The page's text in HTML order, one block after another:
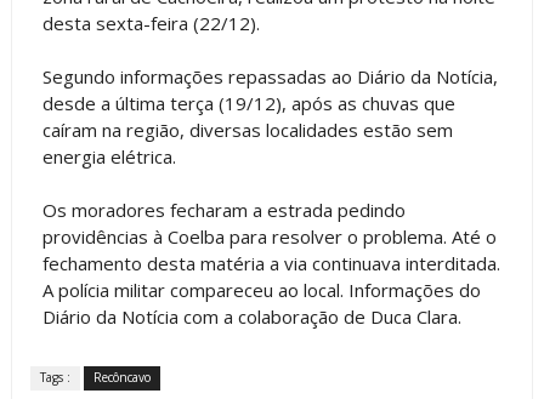
desta sexta-feira (22/12).
Segundo informações repassadas ao Diário da Notícia,
desde a última terça (19/12), após as chuvas que
caíram na região, diversas localidades estão sem
energia elétrica.
Os moradores fecharam a estrada pedindo
providências à Coelba para resolver o problema. Até o
fechamento desta matéria a via continuava interditada.
A polícia militar compareceu ao local. Informações do
Diário da Notícia com a colaboração de Duca Clara.
Tags : Recôncavo